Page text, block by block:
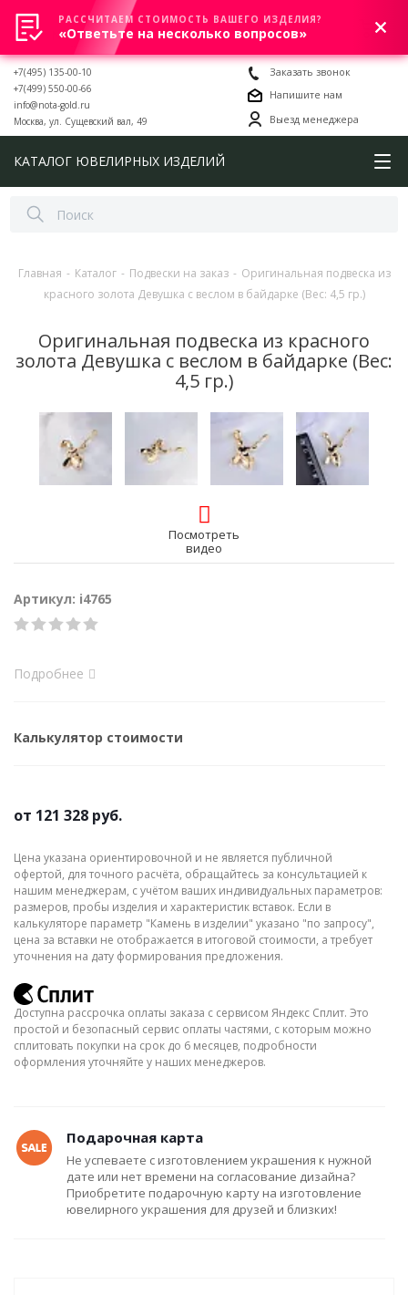
0
+7(495) 135-00-10
+7(499) 550-00-66
info@nota-gold.ru
Москва, ул. Сущевский вал, 49
Заказать звонок
Напишите нам
Выезд менеджера
КАТАЛОГ ЮВЕЛИРНЫХ ИЗДЕЛИЙ
Главная - Каталог - Подвески на заказ - Оригинальная подвеска из
красного золота Девушка с веслом в байдарке (Вес: 4,5 гр.)
Оригинальная подвеска из красного
золота Девушка с веслом в байдарке (Вес:
4,5 гр.)
Посмотреть
видео
Артикул: i4765
Подробнее
Калькулятор стоимости
от 121 328 руб.
Цена указана ориентировочной и не является публичной
офертой, для точного расчёта, обращайтесь за консультацией к
нашим менеджерам, с учётом ваших индивидуальных параметров:
размеров, пробы изделия и характеристик вставок. Если в
калькуляторе параметр "Камень в изделии" указано "по запросу",
цена за вставки не отображается в итоговой стоимости, а требует
уточнения на дату формирования предложения.
Доступна рассрочка оплаты заказа с сервисом Яндекс Сплит. Это
простой и безопасный сервис оплаты частями, с которым можно
сплитовать покупки на срок до 6 месяцев, подробности
оформления уточняйте у наших менеджеров.
Подарочная карта
Не успеваете с изготовлением украшения к нужной
дате или нет времени на согласование дизайна?
Приобретите подарочную карту на изготовление
ювелирного украшения для друзей и близких!
РАССЧИТАЕМ СТОИМОСТЬ ВАШЕГО ИЗДЕЛИЯ?
«Ответьте на несколько вопросов»